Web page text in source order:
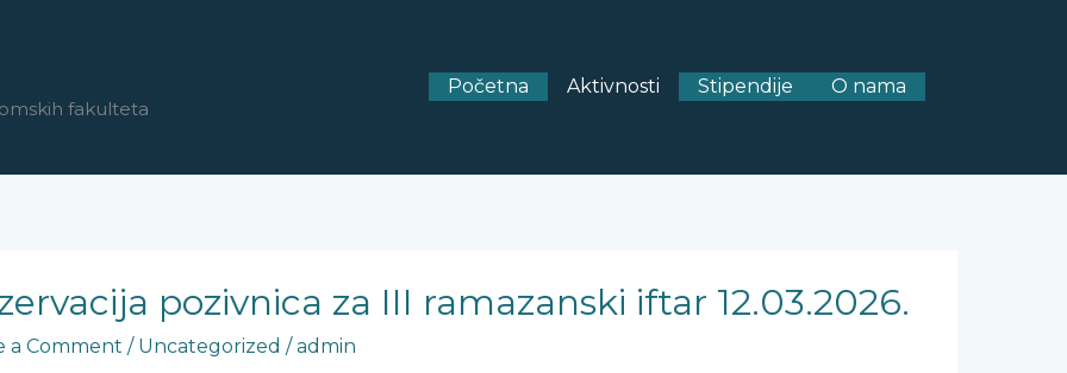
fakulteta
Početna Aktivnosti Stipendije O nama
pozivnica za III ramazanski iftar 12.03.2026.
a Comment / Uncategorized /admin